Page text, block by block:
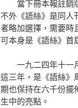
當下冊本報註銷
不外《語絲》是同人
者略加選擇，需要時
可本身是《語絲》首
一九二四年十一
這三年，是《語絲》
期也保持在六千份擺
生中的亮點。